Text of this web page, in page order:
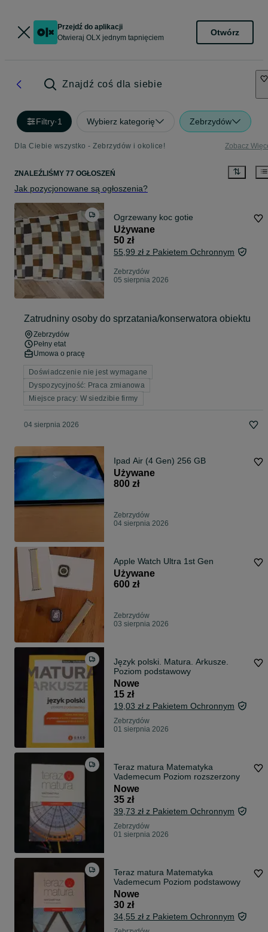
Przejdź do aplikacji
Otwieraj OLX jednym tapnięciem
Otwórz
Znajdź coś dla siebie
Filtry·1 Wybierz kategorię Zebrzydów
Dla Ciebie wszystko - Zebrzydów i okolice! Zobacz
ZNALEŹLIŚMY 77 OGŁOSZEŃ
Jak pozycjonowane są ogłoszenia?
Ogrzewany koc gotie
Używane
50 zł
55,99 zł z Pakietem Ochronnym
Zebrzydów
05 sierpnia 2026
Zatrudniny osoby do sprzatania/konserwatora obiektu
Zebrzydów
Pełny etat
Umowa o pracę
Doświadczenie nie jest wymagane
Dyspozycyjność: Praca zmianowa
Miejsce pracy: W siedzibie firmy
04 sierpnia 2026
Ipad Air (4 Gen) 256 GB
Używane
800 zł
Zebrzydów
04 sierpnia 2026
Apple Watch Ultra 1st Gen
Używane
600 zł
Zebrzydów
03 sierpnia 2026
Język polski. Matura. Arkusze.
Poziom podstawowy
Nowe
15 zł
19,03 zł z Pakietem Ochronnym
Zebrzydów
01 sierpnia 2026
Teraz matura Matematyka
Vademecum Poziom rozszerzony
Nowe
35 zł
39,73 zł z Pakietem Ochronnym
Zebrzydów
01 sierpnia 2026
Teraz matura Matematyka
Vademecum Poziom podstawowy
Nowe
30 zł
34,55 zł z Pakietem Ochronnym